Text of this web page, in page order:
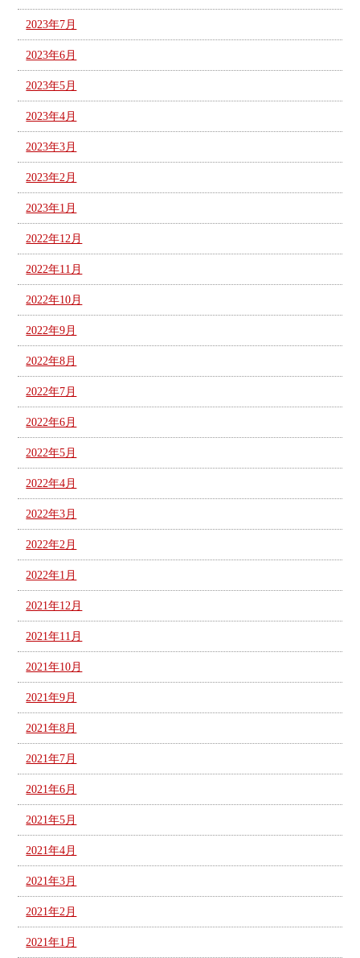
2023年7月
2023年6月
2023年5月
2023年4月
2023年3月
2023年2月
2023年1月
2022年12月
2022年11月
2022年10月
2022年9月
2022年8月
2022年7月
2022年6月
2022年5月
2022年4月
2022年3月
2022年2月
2022年1月
2021年12月
2021年11月
2021年10月
2021年9月
2021年8月
2021年7月
2021年6月
2021年5月
2021年4月
2021年3月
2021年2月
2021年1月